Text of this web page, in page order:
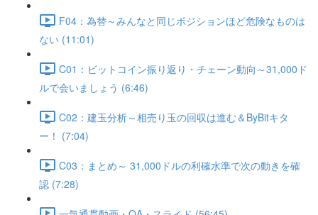
F04：為替～みんなと同じポジションほど危険なものは
ない (11:01)
C01：ビットコイン振り返り・チェーン動向～31,000ド
ルで会いましょう (6:46)
C02：建玉分析～相売り玉の回収は進む＆ByBitキタ
ー！ (7:04)
C03：まとめ～ 31,000ドルの利確水準で次の動きを確
認 (7:28)